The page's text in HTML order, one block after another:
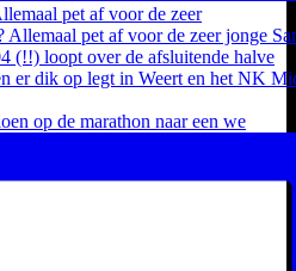
pet af voor de zeer
op de marathon naar een we